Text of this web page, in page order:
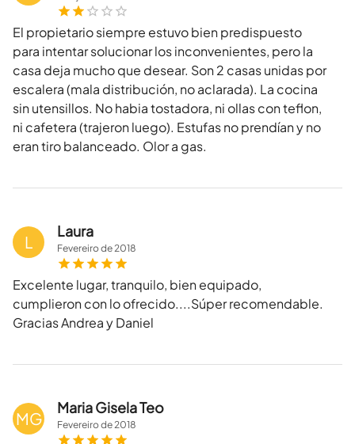
El propietario siempre estuvo bien predispuesto
para intentar solucionar los inconvenientes, pero la
casa deja mucho que desear. Son 2 casas unidas por
escalera (mala distribución, no aclarada). La cocina
sin utensillos. No habia tostadora, ni ollas con teflon,
ni cafetera (trajeron luego). Estufas no prendían y no
eran tiro balanceado. Olor a gas.
L
Laura
Fevereirode2018
Excelente lugar, tranquilo, bien equipado,
cumplieron con lo ofrecido....Súper recomendable.
Gracias Andrea y Daniel
MG
Maria Gisela Teo
Fevereirode2018